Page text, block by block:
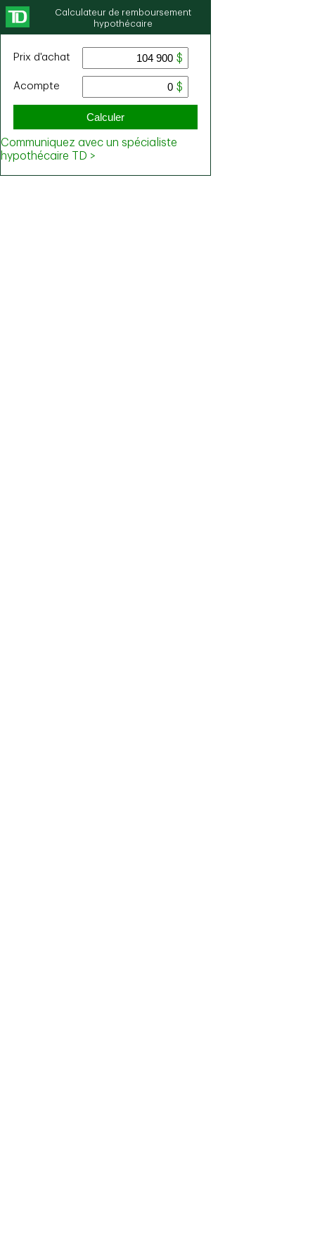
Calculateur de remboursement
hypothécaire
Prix ​​d'achat
Acompte
Calculer
Communiquez avec un spécialiste
hypothécaire TD >